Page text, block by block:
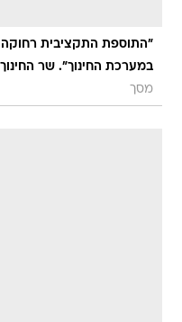
"התוספת התקציבית
במערכת החינוך". שר
מסך